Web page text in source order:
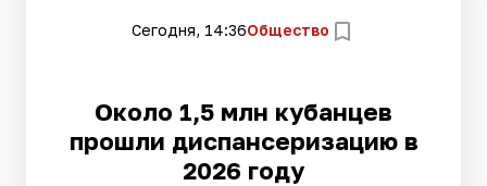
Сегодня, 14:36Общество
Около 1,5 млн кубанцев
прошли диспансеризацию в
2026 году